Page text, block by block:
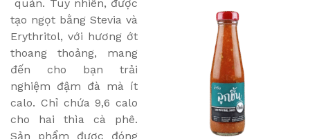
quản. Tuy nhiên, được
tạo ngọt bằng Stevia và
Erythritol, với hương ớt
thoang thoảng, mang
đến cho bạn trải
nghiệm đậm đà mà ít
calo. Chỉ chứa 9,6 calo
cho hai thìa cà phê.
Sản phẩm được đóng